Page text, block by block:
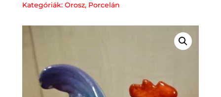
Kategóriák: Orosz, Porcelán